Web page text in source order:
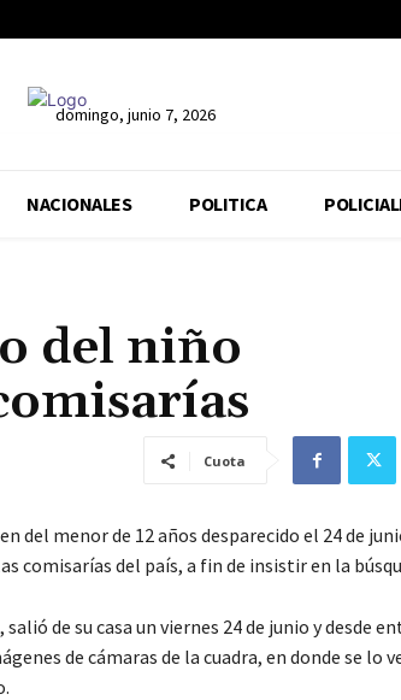
domingo, junio 7, 2026
NACIONALES POLITICA
del niño
Cuota
del menor de 12 años desparecido el 24 de
comisarías del país, a fin de insistir en la
de su casa un viernes 24 de junio y desde
de cámaras de la cuadra, en donde se lo